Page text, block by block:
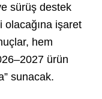
sürüş destek
işaret
hem
ürün
sunacak.